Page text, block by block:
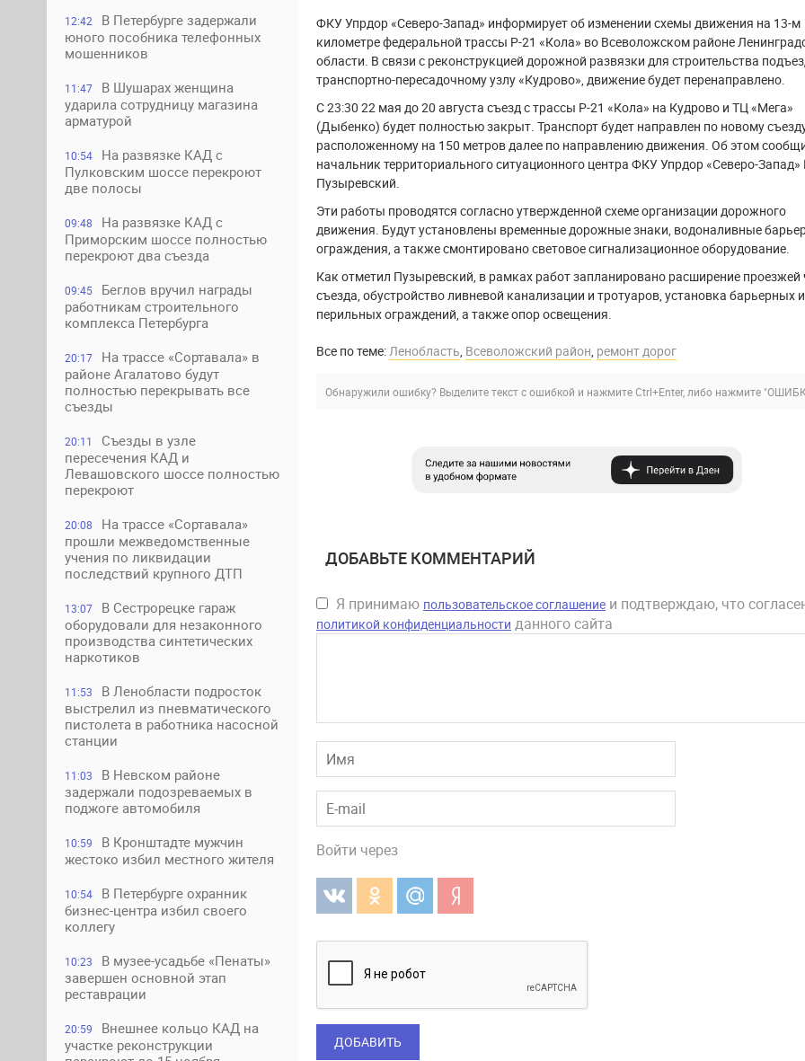
12:42
В Петербурге задержали
юного пособника телефонных
мошенников
11:47
В Шушарах женщина
ударила сотрудницу магазина
арматурой
10:54
На развязке КАД с
Пулковским шоссе перекроют
две полосы
09:48
На развязке КАД с
Приморским шоссе полностью
перекроют два съезда
09:45
Беглов вручил награды
работникам строительного
комплекса Петербурга
20:17
На трассе «Сортавала» в
районе Агалатово будут
полностью перекрывать все
съезды
20:11
Съезды в узле
пересечения КАД и
Левашовского шоссе полностью
перекроют
20:08
На трассе «Сортавала»
прошли межведомственные
учения по ликвидации
последствий крупного ДТП
13:07
В Сестрорецке гараж
оборудовали для незаконного
производства синтетических
наркотиков
11:53
В Ленобласти подросток
выстрелил из пневматического
пистолета в работника насосной
станции
11:03
В Невском районе
задержали подозреваемых в
поджоге автомобиля
10:59
В Кронштадте мужчин
жестоко избил местного жителя
10:54
В Петербурге охранник
бизнес-центра избил своего
коллегу
10:23
В музее-усадьбе «Пенаты»
завершен основной этап
реставрации
20:59
Внешнее кольцо КАД на
участке реконструкции
ФКУ Упрдор «Северо-Запад» информирует об изменении схемы движения на 13-м
километре федеральной трассы Р-21 «Кола» во Всеволожском районе
области. В связи с реконструкцией дорожной развязки для строительства
транспортно-пересадочному узлу «Кудрово», движение будет перенаправлено.
С 23:30 22 мая до 20 августа съезд с трассы Р-21 «Кола» на Кудрово и ТЦ «Мега»
(Дыбенко) будет полностью закрыт. Транспорт будет направлен по новому
расположенному на 150 метров далее по направлению движения. Об этом
начальник территориального ситуационного центра ФКУ Упрдор «Северо-Запад»
Пузыревский.
Эти работы проводятся согласно утвержденной схеме организации дорожного
движения. Будут установлены временные дорожные знаки, водоналивные
ограждения, а также смонтировано световое сигнализационное оборудование.
Как отметил Пузыревский, в рамках работ запланировано расширение проезжей
съезда, обустройство ливневой канализации и тротуаров, установка барьерных и
перильных ограждений, а также опор освещения.
Все по теме:Ленобласть, Всеволожский район, ремонт дорог
Обнаружили ошибку? Выделите текст с ошибкой и нажмите Ctrl+Enter, либо нажмите
ДОБАВЬТЕ КОММЕНТАРИЙ
Я принимаю пользовательское соглашение и подтверждаю, что
политикой конфиденциальности данного сайта
Войти через
ДОБАВИТЬ